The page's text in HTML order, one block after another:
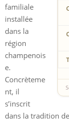
familiale
installée
dans la
région
champenois
e.
Concrèteme
nt, il
s’inscrit
dans la tradition